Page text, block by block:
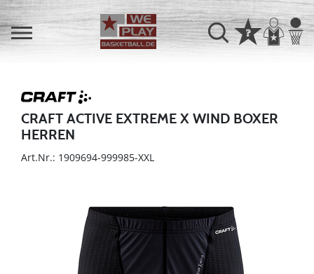
CRAFT ACTIVE EXTREME X WIND BOXER
HERREN
Art.Nr.: 1909694-999985-XXL